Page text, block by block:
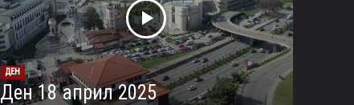
ДЕН
Ден 18 април 2025